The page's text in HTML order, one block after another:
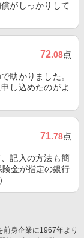
がしっかりして
72.08点
助かりました。
し込めたのがよ
71.78点
記入の方法も簡
金が指定の銀行
前身企業に1967年より